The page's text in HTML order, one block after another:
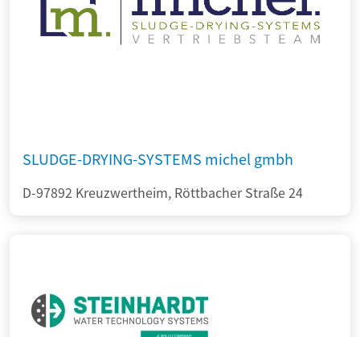
SLUDGE-DRYING-SYSTEMS michel gmbh
D-97892 Kreuzwertheim, Röttbacher Straße 24